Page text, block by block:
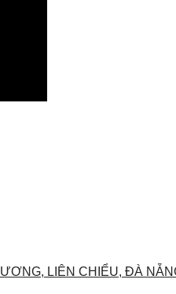
LIÊN CHIỂU, ĐÀ